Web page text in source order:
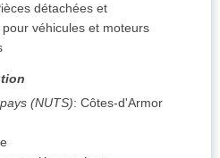
détachées et
véhicules et moteurs
(NUTS): Côtes-d'Armor